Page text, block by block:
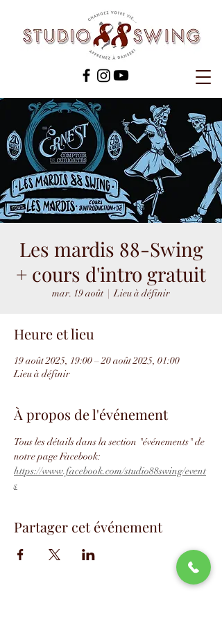
Les mardis 88-Swing
+ cours d'intro gratuit
mar. 19 août
  |
Lieu à définir
Heure et lieu
19 août 2025, 19:00 – 20 août 2025, 01:00
Lieu à définir
À propos de l'événement
Tous les détails dans la section "événements" de
notre page Facebook:
https://www.facebook.com/studio88swing/event
s
Partager cet événement